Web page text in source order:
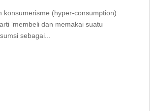
konsumerisme (hyper-consumption)
‘membeli dan memakai suatu
sebagai...